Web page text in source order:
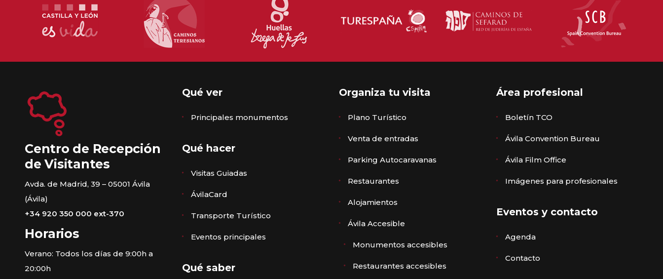
Centro de Recepción
de Visitantes
Avda. de Madrid, 39 – 05001 Ávila
(Ávila)
+34 920 350 000 ext-370
Horarios
Verano: Todos los días de 9:00h a
20:00h
Qué ver
Principales monumentos
Qué hacer
Visitas Guiadas
ÁvilaCard
Transporte Turístico
Eventos principales
Qué saber
Organiza tu visita
Plano Turístico
Venta de entradas
Parking Autocaravanas
Restaurantes
Alojamientos
Ávila Accesible
Monumentos accesibles
Restaurantes accesibles
Área profesional
Boletín TCO
Ávila Convention Bureau
Ávila Film Office
Imágenes para profesionales
Eventos y contacto
Agenda
Contacto